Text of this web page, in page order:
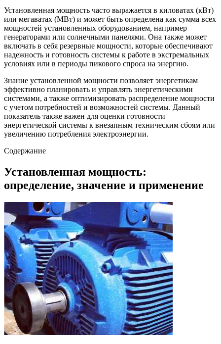
Установленная мощность часто выражается в киловатах (кВт)
или мегаватах (МВт) и может быть определена как сумма всех
мощностей установленных оборудованием, например
генераторами или солнечными панелями. Она также может
включать в себя резервные мощности, которые обеспечивают
надежность и готовность системы к работе в экстремальных
условиях или в периоды пикового спроса на энергию.
Знание установленной мощности позволяет энергетикам
эффективно планировать и управлять энергетическими
системами, а также оптимизировать распределение мощности
с учетом потребностей и возможностей системы. Данный
показатель также важен для оценки готовности
энергетической системы к внезапным техническим сбоям или
увеличению потребления электроэнергии.
Содержание
Установленная мощность:
определение, значение и применение